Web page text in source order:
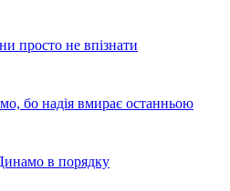
просто не впізнати
бо надія вмирає останньою
в порядку